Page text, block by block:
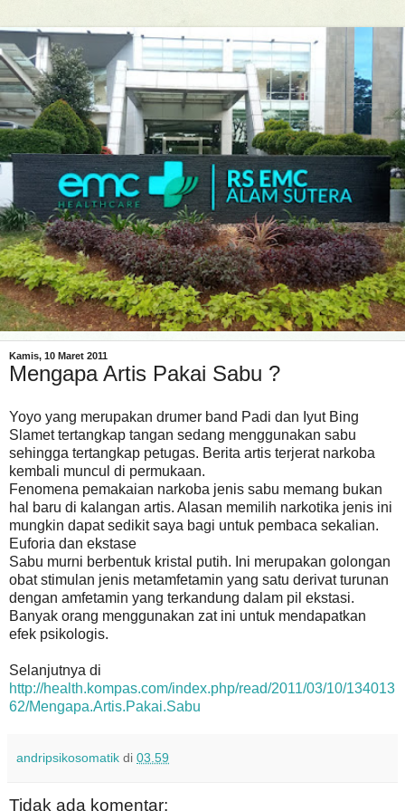
Kamis, 10 Maret 2011
Mengapa Artis Pakai Sabu ?
Yoyo yang merupakan drumer band Padi dan Iyut Bing
Slamet tertangkap tangan sedang menggunakan sabu
sehingga tertangkap petugas. Berita artis terjerat narkoba
kembali muncul di permukaan.
Fenomena pemakaian narkoba jenis sabu memang bukan
hal baru di kalangan artis. Alasan memilih narkotika jenis ini
mungkin dapat sedikit saya bagi untuk pembaca sekalian.
Euforia dan ekstase
Sabu murni berbentuk kristal putih. Ini merupakan golongan
obat stimulan jenis metamfetamin yang satu derivat turunan
dengan amfetamin yang terkandung dalam pil ekstasi.
Banyak orang menggunakan zat ini untuk mendapatkan
efek psikologis.
Selanjutnya di
http://health.kompas.com/index.php/read/2011/03/10/134013
62/Mengapa.Artis.Pakai.Sabu
andripsikosomatik di 03.59
Tidak ada komentar: